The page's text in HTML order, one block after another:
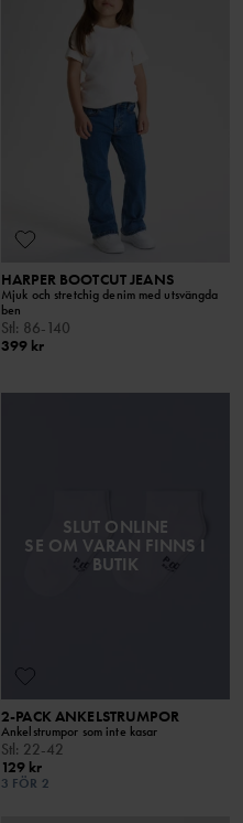
HARPER BOOTCUT JEANS
Mjuk och stretchig denim med utsvängda
ben
Stl: 86-140
399 kr
SLUT ONLINE
SE OM VARAN FINNS I
BUTIK
2-PACK ANKELSTRUMPOR
Ankelstrumpor som inte kasar
Stl: 22-42
129 kr
3 FÖR 2